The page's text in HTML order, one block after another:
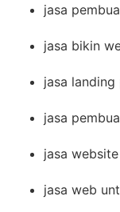
jasa
jasa bikin
jasa landing
jasa
jasa
jasa web